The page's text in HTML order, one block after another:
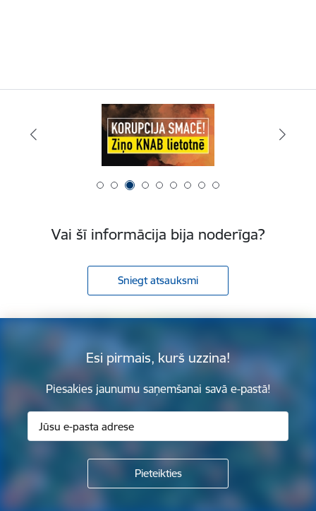
Vai šī informācija bija noderīga?
Sniegt atsauksmi
Esi pirmais, kurš uzzina!
Piesakies jaunumu saņemšanai savā e-pastā!